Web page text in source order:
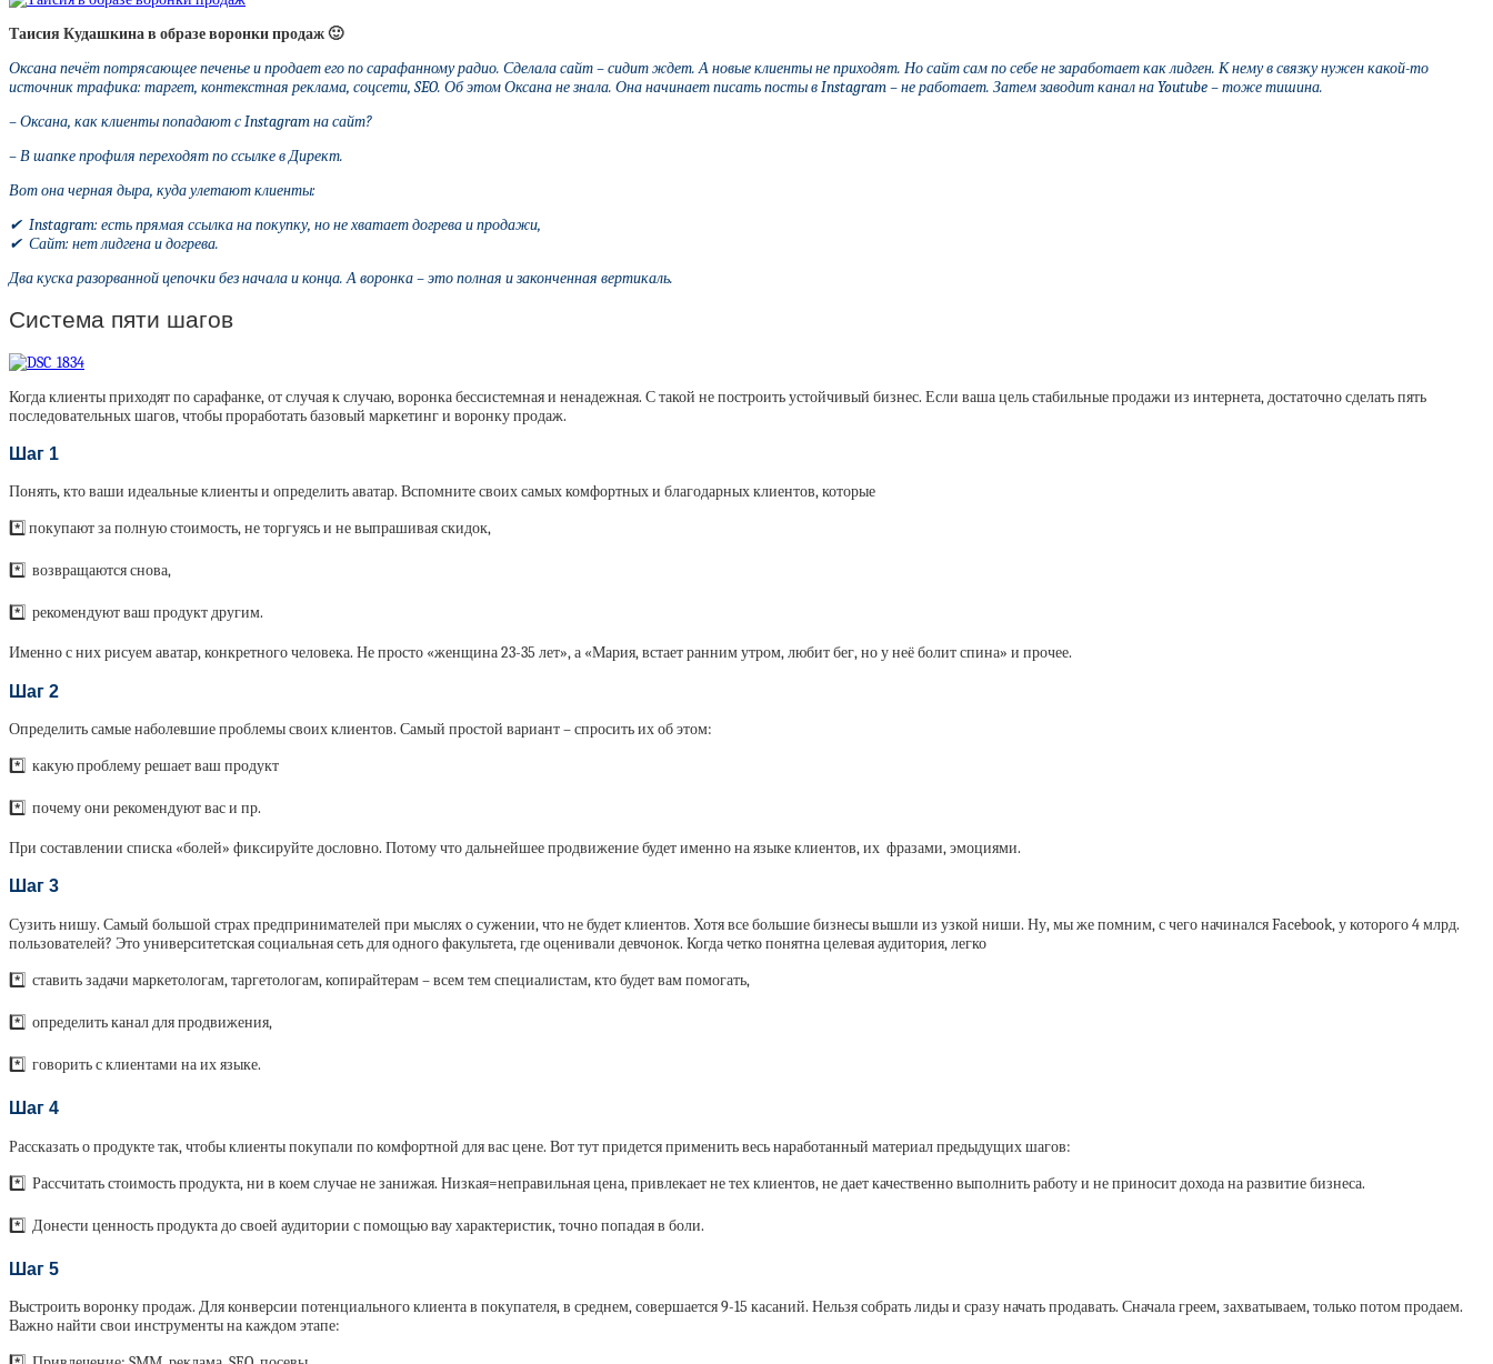
Таисия Кудашкина в образе воронки продаж 🙂
Оксана печёт потрясающее печенье и продает его по сарафанному радио. Сделала сайт – сидит ждет. А новые клиенты не приходят. Но сайт сам по себе не заработает как лидген. К нему в связку нужен какой-то
источник трафика: таргет, контекстная реклама, соцсети, SEO. Об этом Оксана не знала. Она начинает писать посты в Instagram – не работает. Затем заводит канал на Youtube – тоже тишина.
– Оксана, как клиенты попадают с Instagram на сайт?
– В шапке профиля переходят по ссылке в Директ.
Вот она черная дыра, куда улетают клиенты:
✔ Instagram: есть прямая ссылка на покупку, но не хватает догрева и продажи,
✔ Сайт: нет лидгена и догрева.
Два куска разорванной цепочки без начала и конца. А воронка – это полная и законченная вертикаль.
Система пяти шагов
Когда клиенты приходят по сарафанке, от случая к случаю, воронка бессистемная и ненадежная. С такой не построить устойчивый бизнес. Если ваша цель стабильные продажи из интернета, достаточно сделать пять
последовательных шагов, чтобы проработать базовый маркетинг и воронку продаж.
Шаг 1
Понять, кто ваши идеальные клиенты и определить аватар. Вспомните своих самых комфортных и благодарных клиентов, которые
*️⃣ покупают за полную стоимость, не торгуясь и не выпрашивая скидок,
*️⃣ возвращаются снова,
*️⃣ рекомендуют ваш продукт другим.
Именно с них рисуем аватар, конкретного человека. Не просто «женщина 23-35 лет», а «Мария, встает ранним утром, любит бег, но у неё болит спина» и прочее.
Шаг 2
Определить самые наболевшие проблемы своих клиентов. Самый простой вариант – спросить их об этом:
*️⃣ какую проблему решает ваш продукт
*️⃣ почему они рекомендуют вас и пр.
При составлении списка «болей» фиксируйте дословно. Потому что дальнейшее продвижение будет именно на языке клиентов, их фразами, эмоциями.
Шаг 3
Сузить нишу. Самый большой страх предпринимателей при мыслях о сужении, что не будет клиентов. Хотя все большие бизнесы вышли из узкой ниши. Ну, мы же помним, с чего начинался Facebook, у которого 4 млрд.
пользователей? Это университетская социальная сеть для одного факультета, где оценивали девчонок. Когда четко понятна целевая аудитория, легко
*️⃣ ставить задачи маркетологам, таргетологам, копирайтерам – всем тем специалистам, кто будет вам помогать,
*️⃣ определить канал для продвижения,
*️⃣ говорить с клиентами на их языке.
Шаг 4
Рассказать о продукте так, чтобы клиенты покупали по комфортной для вас цене. Вот тут придется применить весь наработанный материал предыдущих шагов:
*️⃣ Рассчитать стоимость продукта, ни в коем случае не занижая. Низкая=неправильная цена, привлекает не тех клиентов, не дает качественно выполнить работу и не приносит дохода на развитие бизнеса.
*️⃣ Донести ценность продукта до своей аудитории с помощью вау характеристик, точно попадая в боли.
Шаг 5
Выстроить воронку продаж. Для конверсии потенциального клиента в покупателя, в среднем, совершается 9-15 касаний. Нельзя собрать лиды и сразу начать продавать. Сначала греем, захватываем, только потом продаем.
Важно найти свои инструменты на каждом этапе: